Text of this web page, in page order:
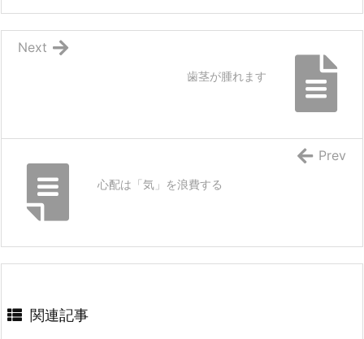
歯茎が腫れます
Next
心配は「気」を浪費する
Prev
関連記事